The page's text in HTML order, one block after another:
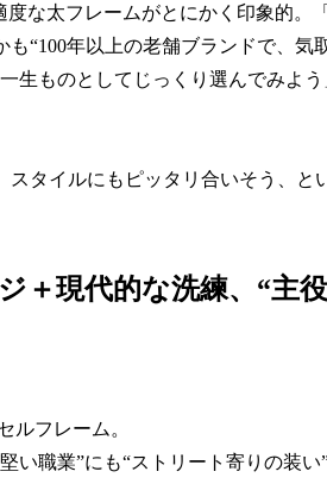
な太フレームがとにかく印象的。
“100年以上の老舗ブランドで、気
生ものとしてじっくり選んでみよ
タイルにもピッタリ合いそう、と
現代的な洗練、“主
ルフレーム。
い職業”にも“ストリート寄りの装い